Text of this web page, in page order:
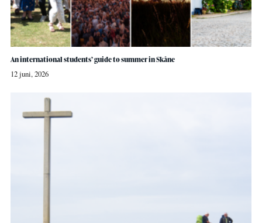
An international students’ guide to summer in Skåne
12 juni, 2026